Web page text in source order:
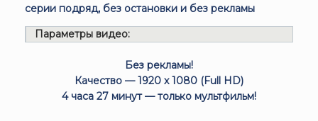
серии подряд, без остановки и без рекламы
Параметры видео:
Без рекламы!
Качество — 1920 x 1080 (Full HD)
4 часа 27 минут — только мультфильм!